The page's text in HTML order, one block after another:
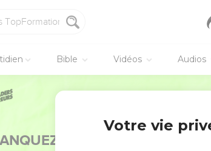
Bible Vidéos Audios
PAS L’ÉVÉNEMENT DE
Votre vie